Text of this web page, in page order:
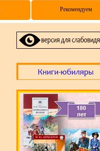
Рекомендуем